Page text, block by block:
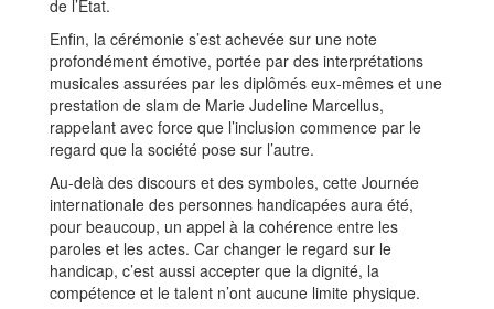
de l’État.
Enfin, la cérémonie s’est achevée sur une note
profondément émotive, portée par des interprétations
musicales assurées par les diplômés eux-mêmes et une
prestation de slam de Marie Judeline Marcellus,
rappelant avec force que l’inclusion commence par le
regard que la société pose sur l’autre.
Au-delà des discours et des symboles, cette Journée
internationale des personnes handicapées aura été,
pour beaucoup, un appel à la cohérence entre les
paroles et les actes. Car changer le regard sur le
handicap, c’est aussi accepter que la dignité, la
compétence et le talent n’ont aucune limite physique.